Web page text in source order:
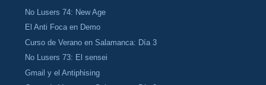
No Lusers 74: New Age
El Anti Foca en Demo
Curso de Verano en Salamanca: Día 3
No Lusers 73: El sensei
Gmail y el Antiphising